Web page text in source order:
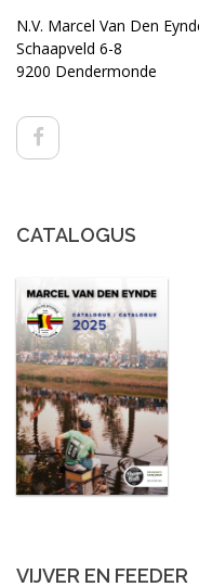
N.V. Marcel Van Den
Schaapveld 6-8
9200 Dendermonde
CATALOGUS
VIJVER EN FEEDER